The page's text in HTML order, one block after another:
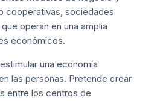
cooperativas, sociedades
operan en una amplia
económicos.
una economía
las personas. Pretende crear
entre los centros de